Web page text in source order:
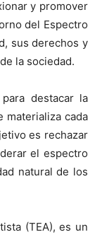
y promover
del Espectro
sus derechos y
la sociedad.
destacar la
materializa cada
es rechazar
el espectro
natural de los
(TEA), es un